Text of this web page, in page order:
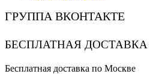
ГРУППА ВКОНТАКТЕ
БЕСПЛАТНАЯ ДОСТАВКА
Бесплатная доставка по Москве